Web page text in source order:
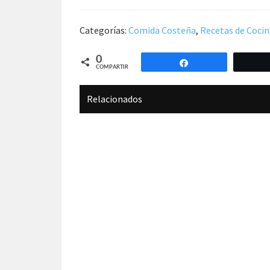
Categorías: Comida Costeña, Recetas de
0
COMPARTIR
Relacionados